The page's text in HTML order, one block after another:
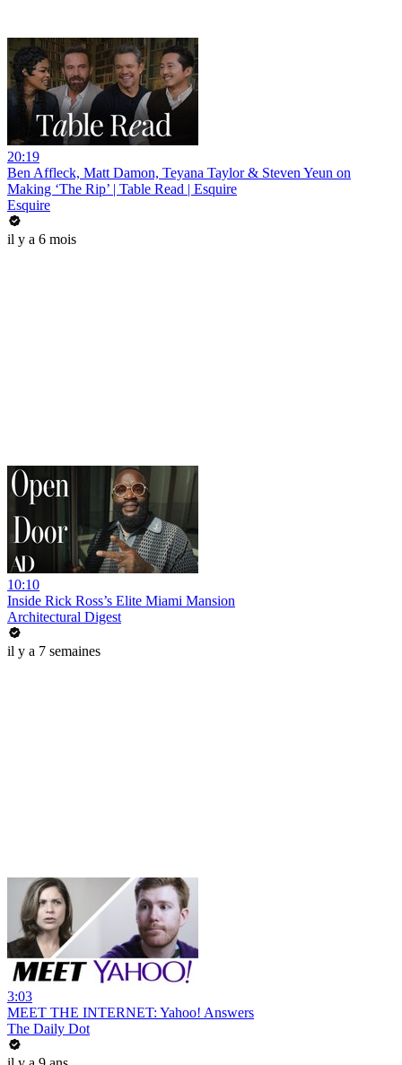
20:19
Ben Affleck, Matt Damon, Teyana Taylor & Steven Yeun on
Making ‘The Rip’ | Table Read | Esquire
Esquire
il y a 6 mois
10:10
Inside Rick Ross’s Elite Miami Mansion
Architectural Digest
il y a 7 semaines
3:03
MEET THE INTERNET: Yahoo! Answers
The Daily Dot